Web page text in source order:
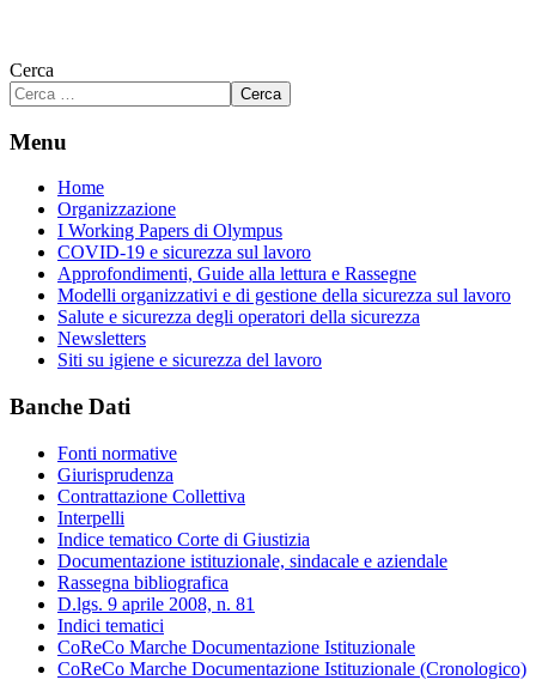
Cerca
Cerca
Menu
Home
Organizzazione
I Working Papers di Olympus
COVID-19 e sicurezza sul lavoro
Approfondimenti, Guide alla lettura e Rassegne
Modelli organizzativi e di gestione della sicurezza sul lavoro
Salute e sicurezza degli operatori della sicurezza
Newsletters
Siti su igiene e sicurezza del lavoro
Banche Dati
Fonti normative
Giurisprudenza
Contrattazione Collettiva
Interpelli
Indice tematico Corte di Giustizia
Documentazione istituzionale, sindacale e aziendale
Rassegna bibliografica
D.lgs. 9 aprile 2008, n. 81
Indici tematici
CoReCo Marche Documentazione Istituzionale
CoReCo Marche Documentazione Istituzionale (Cronologico)